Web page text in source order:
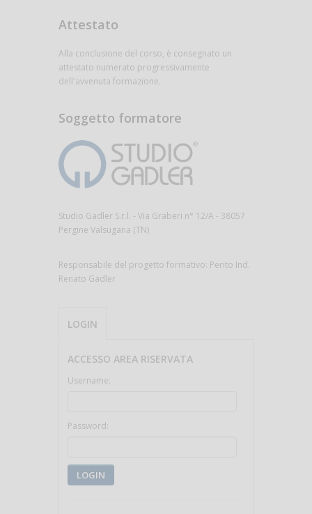
Attestato
Alla conclusione del corso, è consegnato un
attestato numerato progressivamente
dell'avvenuta formazione.
Soggetto formatore
Studio Gadler S.r.l. - Via Graberi n° 12/A - 38057
Pergine Valsugana (TN)
Responsabile del progetto formativo: Perito Ind.
Renato Gadler
LOGIN
ACCESSO AREA RISERVATA
Username:
Password:
LOGIN